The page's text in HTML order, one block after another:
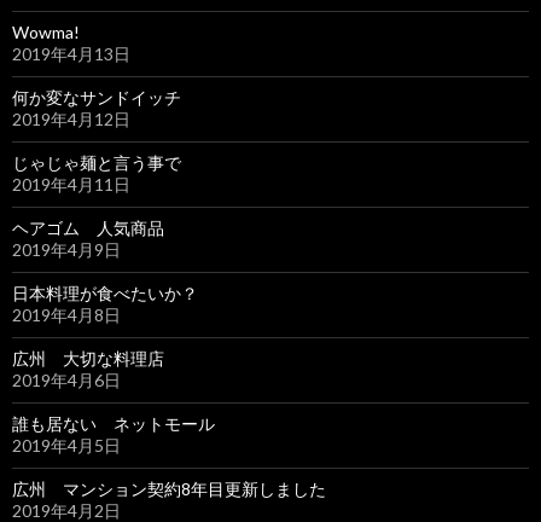
Wowma!
2019年4月13日
何か変なサンドイッチ
2019年4月12日
じゃじゃ麺と言う事で
2019年4月11日
ヘアゴム 人気商品
2019年4月9日
日本料理が食べたいか？
2019年4月8日
広州 大切な料理店
2019年4月6日
誰も居ない ネットモール
2019年4月5日
広州 マンション契約8年目更新しました
2019年4月2日